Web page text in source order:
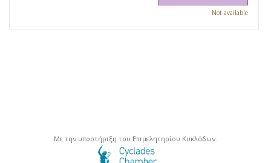
Not available
Με την υποστήριξη του Επιμελητηρίου Κυκλάδων.